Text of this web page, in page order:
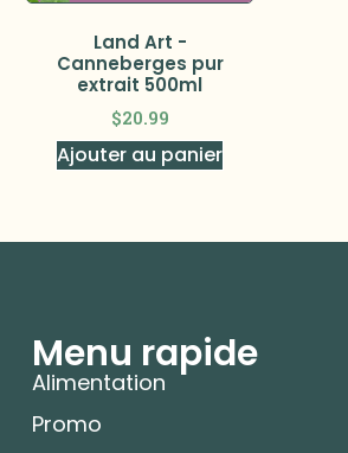
Land Art -
Canneberges pur
extrait 500ml
$20.99
Ajouter au panier
Menu rapide
Alimentation
Promo